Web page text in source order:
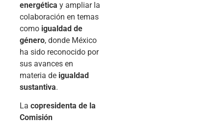
energética y ampliar la
colaboración en temas
como igualdad de
género, donde México
ha sido reconocido por
sus avances en
materia de igualdad
sustantiva.
La copresidenta de la
Comisión